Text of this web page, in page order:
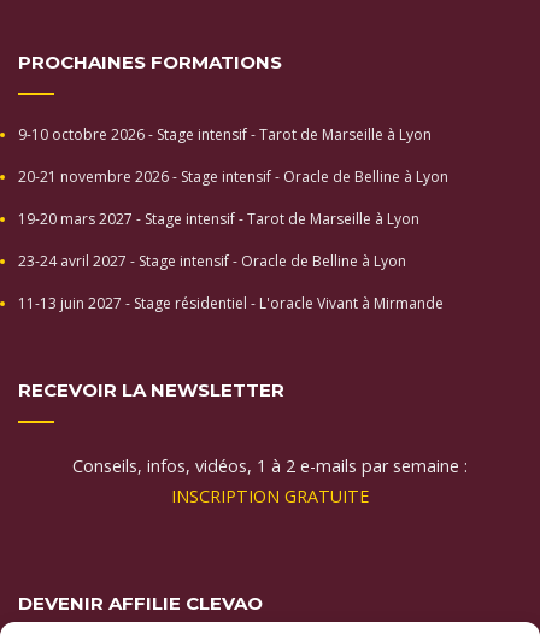
PROCHAINES FORMATIONS
9-10 octobre 2026 - Stage intensif - Tarot de Marseille à Lyon
20-21 novembre 2026 - Stage intensif - Oracle de Belline à Lyon
19-20 mars 2027 - Stage intensif - Tarot de Marseille à Lyon
23-24 avril 2027 - Stage intensif - Oracle de Belline à Lyon
11-13 juin 2027 - Stage résidentiel - L'oracle Vivant à Mirmande
RECEVOIR LA NEWSLETTER
Conseils, infos, vidéos, 1 à 2 e-mails par semaine :
INSCRIPTION GRATUITE
DEVENIR AFFILIE CLEVAO